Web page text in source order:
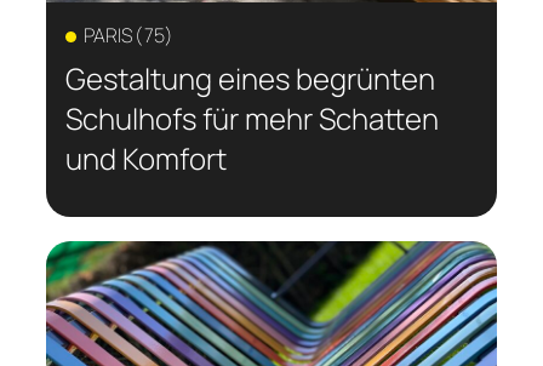
PARIS (75)
Gestaltung eines begrünten
Schulhofs für mehr Schatten
und Komfort